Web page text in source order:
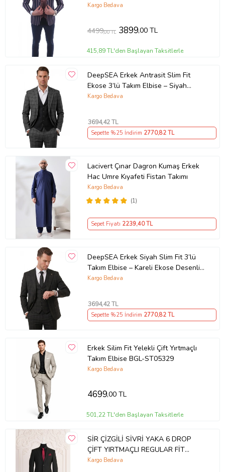
Kargo Bedava
4499,00 TL 3899,00 TL
415,89 TL'den Başlayan Taksitlerle
DeepSEA Erkek Antrasit Slim Fit
Ekose 3’lü Takım Elbise – Siyah
Yelekli Kare Desenli Takım 2601589
Kargo Bedava
3694,42 TL
Sepette %25 İndirim 2770,82 TL
Lacivert Çınar Dagron Kumaş Erkek
Hac Umre Kıyafeti Fistan Takımı
(1)
Kargo Bedava
Sepet Fiyatı 2239,40 TL
DeepSEA Erkek Siyah Slim Fit 3’lü
Takım Elbise – Kareli Ekose Desenli
Yelekli Şık Takım 2600517
Kargo Bedava
3694,42 TL
Sepette %25 İndirim 2770,82 TL
Erkek Silim Fit Yelekli Çift Yırtmaçlı
Takım Elbise BGL-ST05329
Kargo Bedava
4699,00 TL
501,22 TL'den Başlayan Taksitlerle
SİR ÇİZGİLİ SİVRİ YAKA 6 DROP
ÇİFT YIRTMAÇLI REGULAR FİT
ERKEK TAKIM ELBİSE (Siyah)
Kargo Bedava